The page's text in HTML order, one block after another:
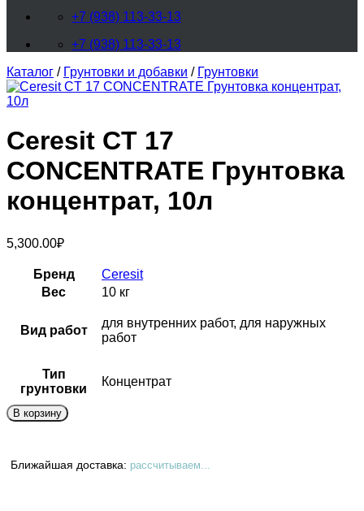
+7 (938) 113-33-13
+7 (938) 113-33-13
Каталог / Грунтовки и добавки / Грунтовки
Ceresit CT 17
CONCENTRATE Грунтовка
концентрат, 10л
5,300.00₽
Бренд
Ceresit
Вес
10 кг
Вид работ
для внутренних работ, для наружных
работ
Тип
грунтовки
Концентрат
В корзину
Ближайшая доставка: рассчитываем...